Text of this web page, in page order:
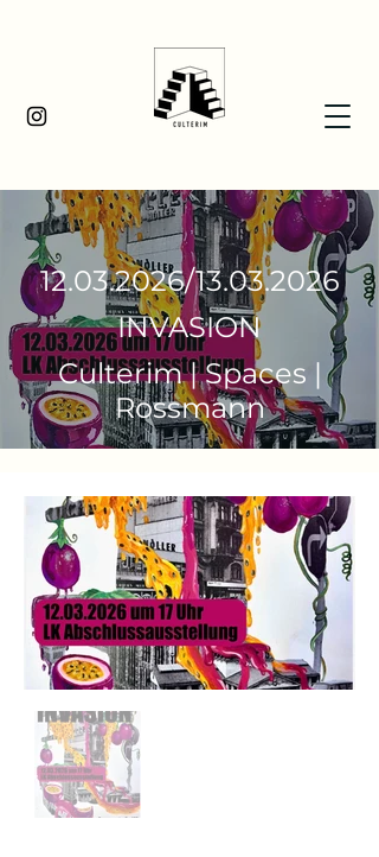
12.03.2026/13.03.2026
INVASION
Culterim | Spaces |
Rossmann